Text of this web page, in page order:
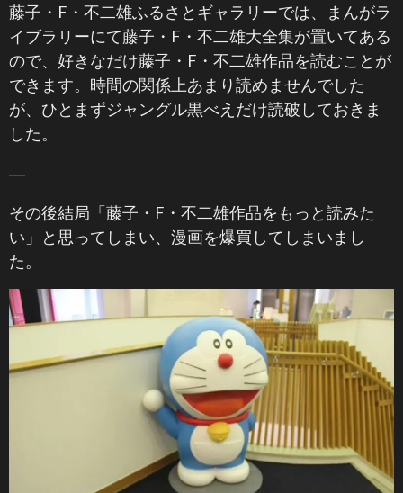
藤子・F・不二雄ふるさとギャラリーでは、まんがラ
イブラリーにて藤子・F・不二雄大全集が置いてある
ので、好きなだけ藤子・F・不二雄作品を読むことが
できます。時間の関係上あまり読めませんでした
が、ひとまずジャングル黒べえだけ読破しておきま
した。
―
その後結局「藤子・F・不二雄作品をもっと読みた
い」と思ってしまい、漫画を爆買してしまいまし
た。